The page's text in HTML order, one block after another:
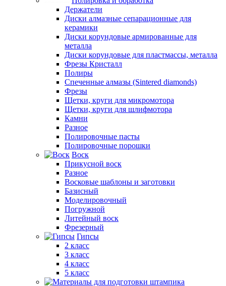
Держатели
Диски алмазные сепарационные для
керамики
Диски корундовые армированные для
металла
Диски корундовые для пластмассы, металла
Фрезы Кристалл
Полиры
Спеченные алмазы (Sintered diamonds)
Фрезы
Щетки, круги для микромотора
Щетки, круги для шлифмотора
Камни
Разное
Полировочные пасты
Полировочные порошки
Воск
Прикусной воск
Разное
Восковые шаблоны и заготовки
Базисный
Моделировочный
Погружной
Литейный воск
Фрезерный
Гипсы
2 класс
3 класс
4 класс
5 класс